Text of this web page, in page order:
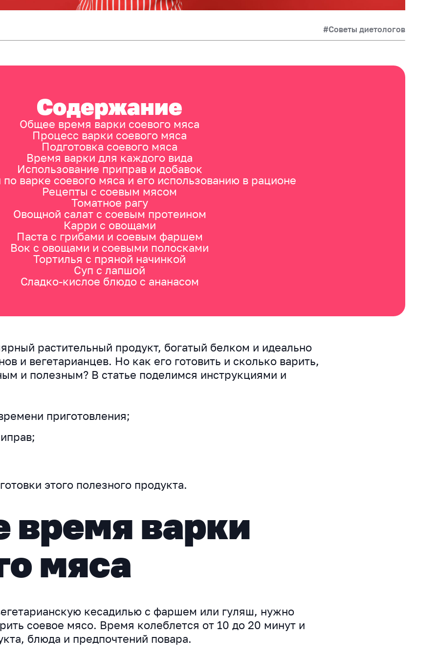
#Советы диетологов
Содержание
Общее время варки соевого мяса
Процесс варки соевого мяса
Подготовка соевого мяса
Время варки для каждого вида
Использование приправ и добавок
варке соевого мяса и его использованию в рационе
Рецепты с соевым мясом
Томатное рагу
Овощной салат с соевым протеином
Карри с овощами
Паста с грибами и соевым фаршем
Вок с овощами и соевыми полосками
Тортилья с пряной начинкой
Суп с лапшой
Сладко-кислое блюдо с ананасом
растительный продукт, богатый белком и идеально
и вегетарианцев. Но как его готовить и сколько варить,
и полезным? В статье поделимся инструкциями и
приготовления;
этого полезного продукта.
варки
мяса
кесадилью с фаршем или гуляш, нужно
соевое мясо. Время колеблется от 10 до 20 минут и
блюда и предпочтений повара.